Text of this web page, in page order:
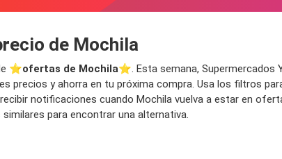
de Mochila
⭐️ofertas de Mochila⭐️. Esta semana, Supermercados
precios y ahorra en tu próxima compra. Usa los filtros
notificaciones cuando Mochila vuelva a estar en
para encontrar una alternativa.